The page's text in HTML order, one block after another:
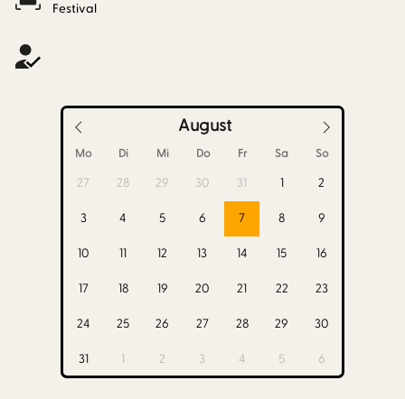
Festival
August
Mo Di Mi Do Fr Sa So
27 28 29 30 31 1 2
3 4 5 6 7 8 9
10 11 12 13 14 15 16
17 18 19 20 21 22 23
24 25 26 27 28 29 30
31 1 2 3 4 5 6